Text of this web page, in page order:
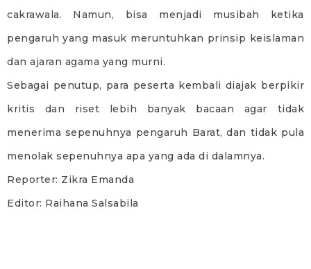
cakrawala. Namun, bisa menjadi musibah ketika
pengaruh yang masuk meruntuhkan prinsip keislaman
dan ajaran agama yang murni.
Sebagai penutup, para peserta kembali diajak berpikir
kritis dan riset lebih banyak bacaan agar tidak
menerima sepenuhnya pengaruh Barat, dan tidak pula
menolak sepenuhnya apa yang ada di dalamnya.
Reporter: Zikra Emanda
Editor: Raihana Salsabila